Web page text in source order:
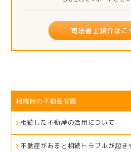
司法書士紹介はこ
相続時の不動産問題
相続した不動産の活用について
不動産があると相続トラブルが起き